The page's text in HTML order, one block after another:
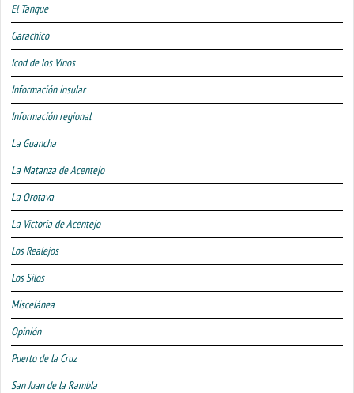
El Tanque
Garachico
Icod de los Vinos
Información insular
Información regional
La Guancha
La Matanza de Acentejo
La Orotava
La Victoria de Acentejo
Los Realejos
Los Silos
Miscelánea
Opinión
Puerto de la Cruz
San Juan de la Rambla